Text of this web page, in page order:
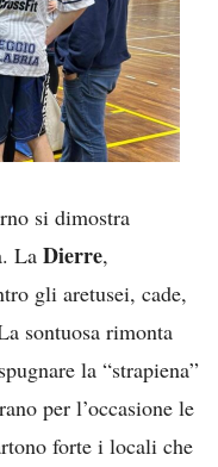
si dimostra
La Dierre,
gli aretusei, cade,
sontuosa rimonta
la “strapiena”
per l’occasione le
forte i locali che